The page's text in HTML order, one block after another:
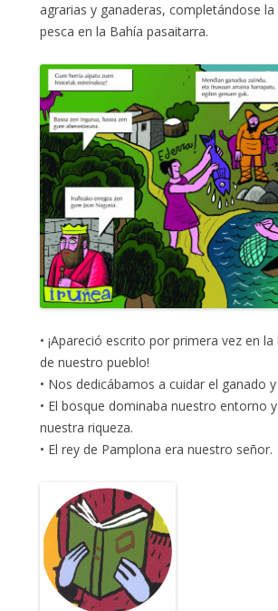
agrarias y ganaderas, completándose
pesca en la Bahía pasaitarra.
• ¡Apareció escrito por primera vez en
de nuestro pueblo!
• Nos dedicábamos a cuidar el ganado
• El bosque dominaba nuestro entorno
nuestra riqueza.
• El rey de Pamplona era nuestro señor.